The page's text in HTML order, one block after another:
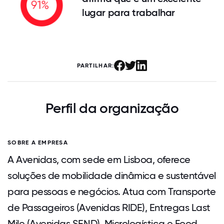
lugar para trabalhar
PARTILHAR:
Perfil da organização
SOBRE A EMPRESA
A Avenidas, com sede em Lisboa, oferece
soluções de mobilidade dinâmica e sustentável
para pessoas e negócios. Atua com Transporte
de Passageiros (Avenidas RIDE), Entregas Last